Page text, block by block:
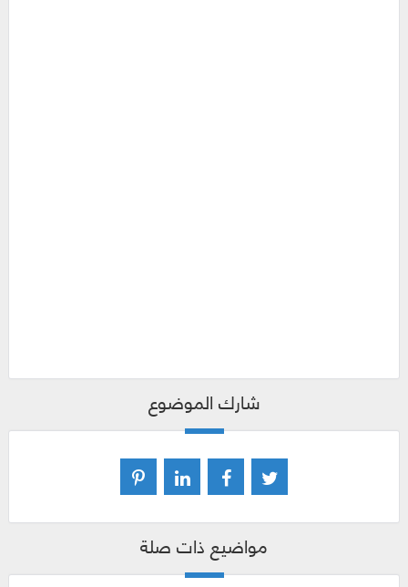
شارك الموضوع
مواضيع ذات صلة